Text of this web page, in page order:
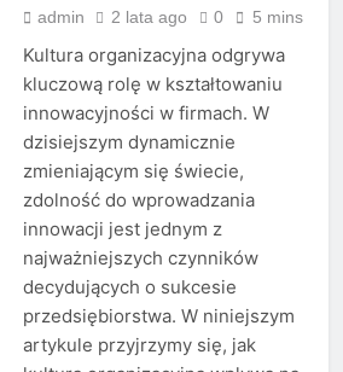
admin 2 lata ago 0 5 mins
Kultura organizacyjna odgrywa
kluczową rolę w kształtowaniu
innowacyjności w firmach. W
dzisiejszym dynamicznie
zmieniającym się świecie,
zdolność do wprowadzania
innowacji jest jednym z
najważniejszych czynników
decydujących o sukcesie
przedsiębiorstwa. W niniejszym
artykule przyjrzymy się, jak